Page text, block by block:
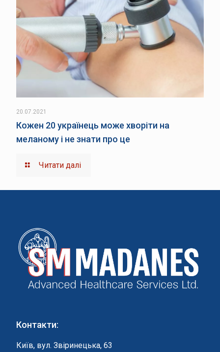
20.07.2021
Кожен 20 українець може хворіти на
меланому і не знати про це
Читати далі
Контакти:
Київ, вул. Звіринецька, 63